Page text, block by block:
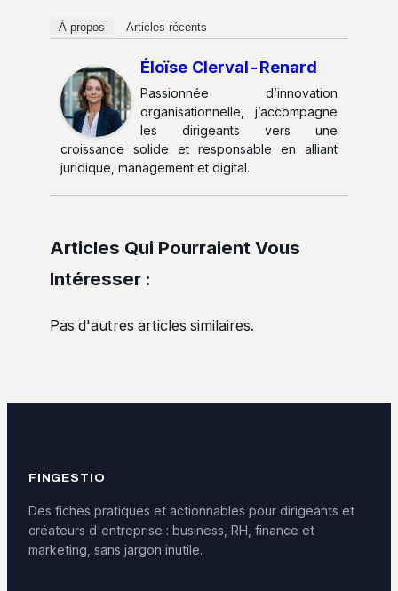
À propos Articles récents
Éloïse Clerval-Renard
Passionnée d’innovation
organisationnelle, j’accompagne
les dirigeants vers une
croissance solide et responsable en alliant
juridique, management et digital.
Articles Qui Pourraient Vous
Intéresser :
Pas d'autres articles similaires.
FINGESTIO
Des fiches pratiques et actionnables pour dirigeants et
créateurs d'entreprise : business, RH, finance et
marketing, sans jargon inutile.